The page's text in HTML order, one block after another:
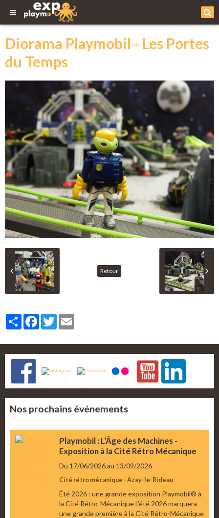
Diorama Playmobil - Les Portes
du Temps
Retour
PartagerFacebook
Twitter
Nos prochains événements
Playmobil : L’Âge des Machines -
Exposition à la Cité Rétro Mécanique
Du 17/06/2026au 13/09/2026
Cité rétro mécanique - Azay-le-Rideau
Été 2026 : une grande exposition Playmobil® à
la Cité Rétro-Mécanique L’été 2026 marquera
une grande première à la Cité Rétro-Mécanique